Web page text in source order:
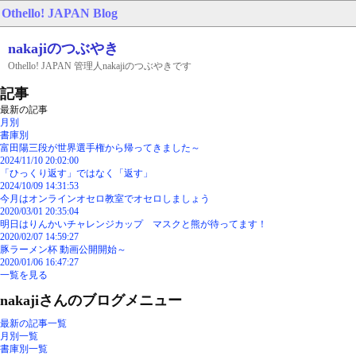
Othello! JAPAN Blog
nakajiのつぶやき
Othello! JAPAN 管理人nakajiのつぶやきです
記事
最新の記事
月別
書庫別
富田陽三段が世界選手権から帰ってきました～
2024/11/10 20:02:00
「ひっくり返す」ではなく「返す」
2024/10/09 14:31:53
今月はオンラインオセロ教室でオセロしましょう
2020/03/01 20:35:04
明日はりんかいチャレンジカップ マスクと熊が待ってます！
2020/02/07 14:59:27
豚ラーメン杯 動画公開開始～
2020/01/06 16:47:27
一覧を見る
nakajiさんのブログメニュー
最新の記事一覧
月別一覧
書庫別一覧